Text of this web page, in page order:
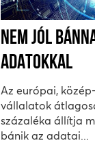
NEM JÓL
ADATOKKAL
Az európai,
vállalatok
százaléka állítja
bánik az adatai...